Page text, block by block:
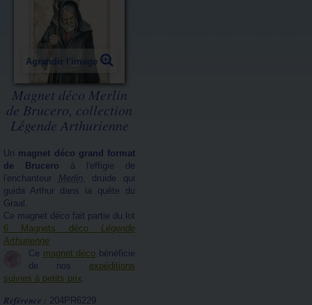
Agrandir l'image
Magnet déco Merlin
de Brucero, collection
Légende Arthurienne
Un magnet déco grand format
de Brucero à l'effigie de
l'enchanteur Merlin, druide qui
guida Arthur dans la quête du
Graal.
Ce magnet déco fait partie du lot
6 Magnets déco Légende
Arthurienne
Ce magnet déco bénéficie
de nos expéditions
suivies à petits prix.
Référence : 204PR6229